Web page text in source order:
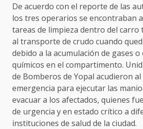
De acuerdo con el reporte de las
los tres operarios se encontraban
tareas de limpieza dentro del carro
al transporte de crudo cuando
debido a la acumulación de gases
químicos en el compartimento.
de Bomberos de Yopal acudieron
emergencia para ejecutar las
evacuar a los afectados, quienes
de urgencia y en estado crítico a
instituciones de salud de la ciudad.